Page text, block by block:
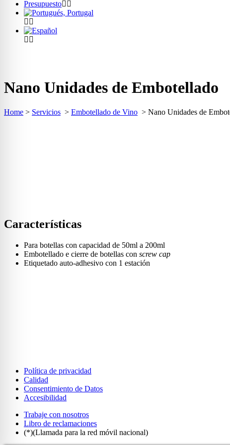
Presupuesto
Nano Unidades de Embotellado
Home > Servicios > Embotellado de Vino > Nano Unidades de
Características
Para botellas con capacidad de 50ml a 200ml
Embotellado e cierre de botellas con screw cap
Etiquetado auto-adhesivo con 1 estación
Política de privacidad
Calidad
Consentimiento de Datos
Accesibilidad
Trabaje con nosotros
Libro de reclamaciones
(*)(Llamada para la red móvil nacional)